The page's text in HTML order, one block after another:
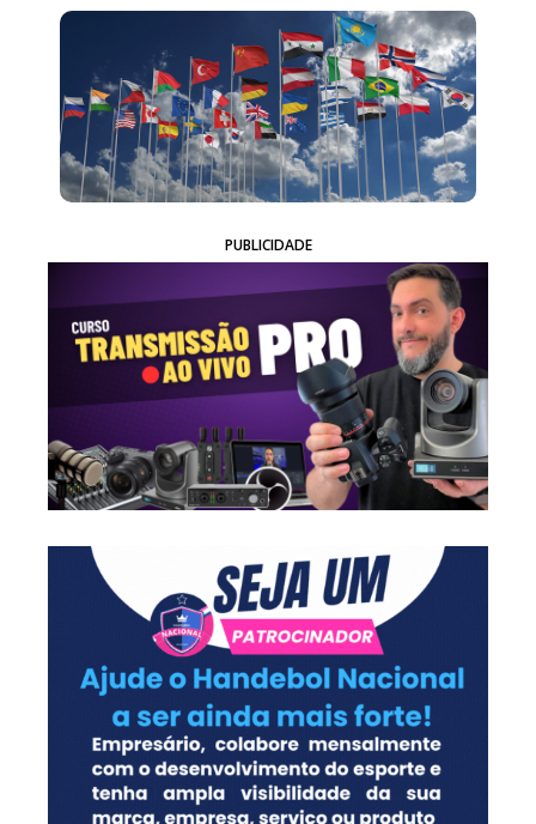
PUBLICIDADE